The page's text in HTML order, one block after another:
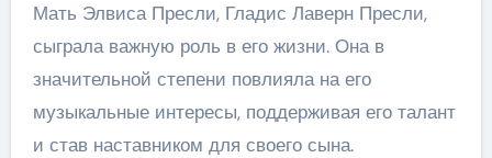
Мать Элвиса Пресли, Гладис Лаверн Пресли,
сыграла важную роль в его жизни. Она в
значительной степени повлияла на его
музыкальные интересы, поддерживая его талант
и став наставником для своего сына.